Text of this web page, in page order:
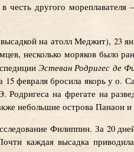
честь другого
на атолл Меджит), 23
несколько моряков было
Эстеван Родригес де
15 февраля бросила якорь у о.
на фрегате на
небольшие острова Панаон и
Филиппин. За 20
каждая высадка